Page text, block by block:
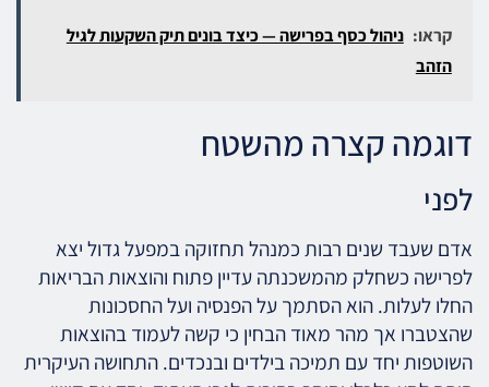
קראו: ניהול כסף בפרישה — כיצד בונים תיק השקעות לגיל
הזהב
דוגמה קצרה מהשטח
לפני
אדם שעבד שנים רבות כמנהל תחזוקה במפעל גדול יצא
לפרישה כשחלק מהמשכנתה עדיין פתוח והוצאות הבריאות
החלו לעלות. הוא הסתמך על הפנסיה ועל החסכונות
שהצטברו אך מהר מאוד הבחין כי קשה לעמוד בהוצאות
השוטפות יחד עם תמיכה בילדים ובנכדים. התחושה העיקרית